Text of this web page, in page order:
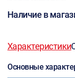
Наличие в
Характеристики
Основные